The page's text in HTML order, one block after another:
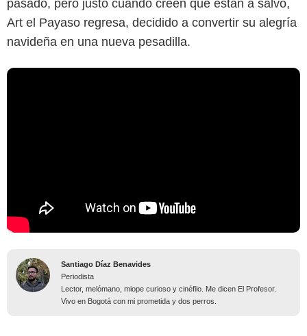
pasado, pero justo cuando creen que están a salvo,
Art el Payaso regresa, decidido a convertir su alegría
navideña en una nueva pesadilla.
Santiago Díaz Benavides
Periodista
Lector, melómano, miope curioso y cinéfilo. Me dicen El Profesor.
Vivo en Bogotá con mi prometida y dos perros.